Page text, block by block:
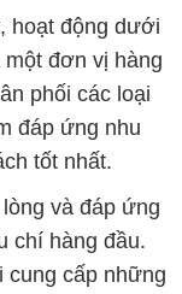
hoạt động dưới
đơn vị hàng
phối các loại
đáp ứng nhu
tốt nhất.
và đáp ứng
chí hàng đầu.
cung cấp những